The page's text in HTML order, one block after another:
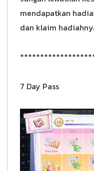
mendapatkan
dan klaim
7 Day Pass